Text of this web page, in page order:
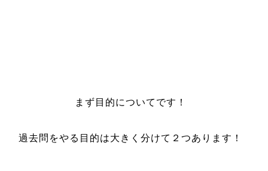
まず目的についてです！
過去問をやる目的は大きく分けて２つあります！